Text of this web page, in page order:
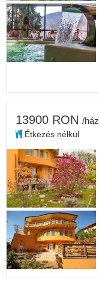
13900 RON /ház
Étkezés nélkül